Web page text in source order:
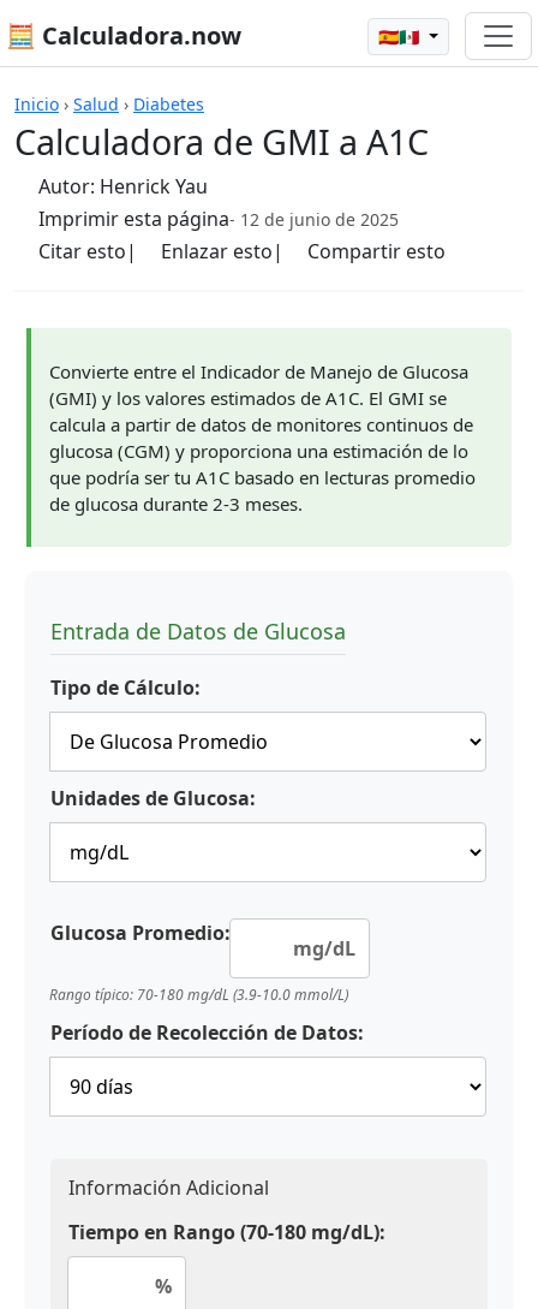
🧮 Calculadora.now 🇪🇸🇲🇽
Inicio › Salud › Diabetes
Calculadora de GMI a A1C
Autor: Henrick Yau
Imprimir esta página- 12 de junio de 2025
Citar esto| Enlazar esto| Compartir esto
Calculadoras
Convierte entre el Indicador de Manejo de Glucosa
(GMI) y los valores estimados de A1C. El GMI se
calcula a partir de datos de monitores continuos de
glucosa (CGM) y proporciona una estimación de lo
que podría ser tu A1C basado en lecturas promedio
de glucosa durante 2-3 meses.
Entrada de Datos de Glucosa
Tipo de Cálculo:
Unidades de Glucosa:
Glucosa Promedio:
mg/dL
Rango típico: 70-180 mg/dL (3.9-10.0 mmol/L)
Período de Recolección de Datos:
Información Adicional
Tiempo en Rango (70-180 mg/dL):
%